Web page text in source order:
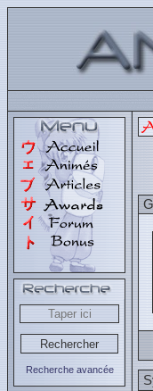
Recherche avancée